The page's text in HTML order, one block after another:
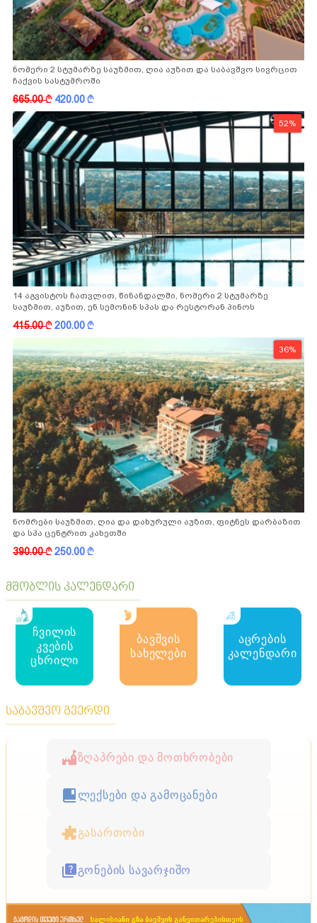
ნომერი 2 სტუმარზე საუზმით, ღია აუზით და საბავშვო სივრცით
ჩაქვის სასტუმროში
665.00k 420.00k
52%
14 აგვისტოს ჩათვლით, წინანდალში, ნომერი 2 სტუმარზე
საუზმით, აუზით, ენ სემონინ სპას და რესტორან პინოს
ფასდაკლებით
415.00k200.00k
36%
ნომრები საუზმით, ღია და დახურული აუზით, ფიტნეს დარბაზით
და სპა ცენტრით კახეთში
390.00k250.00k
მშობლის კალენდარი
ჩვილის
კვების
ცხრილი
ბავშვის
სახელები
აცრების
კალენდარი
საბავშვო გვერდი
ზღაპრები და მოთხრობები
ლექსები და გამოცანები
გასართობი
გონების სავარჯიშო